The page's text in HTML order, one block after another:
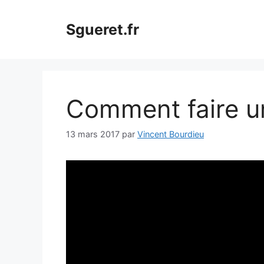
Sgueret.fr
Comment faire
13 mars 2017 par Vincent Bourdieu